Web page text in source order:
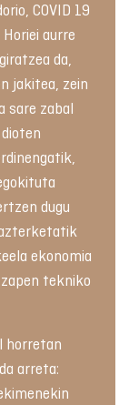
COVID 19
aurre
da,
jakitea, zein
sare zabal
dugu
ekonomia
tekniko
horretan
arreta: